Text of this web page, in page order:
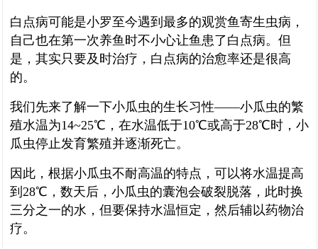
白点病可能是小罗至今遇到最多的观赏鱼寄生虫病，
自己也在第一次养鱼时不小心让鱼患了白点病。但
是，其实只要及时治疗，白点病的治愈率还是很高
的。
我们先来了解一下小瓜虫的生长习性——小瓜虫的繁
殖水温为14~25℃，在水温低于10℃或高于28℃时，小
瓜虫停止发育繁殖并逐渐死亡。
因此，根据小瓜虫不耐高温的特点，可以将水温提高
到28℃，数天后，小瓜虫的囊泡会破裂脱落，此时换
三分之一的水，但要保持水温恒定，然后辅以药物治
疗。